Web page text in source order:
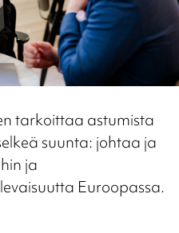
tarkoittaa astumista
suunta: johtaa ja
ja
Euroopassa.